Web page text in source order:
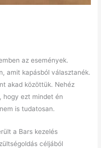
az események.
amit kapásból választanék.
akad közöttük. Nehéz
hogy ezt mindet én
is tudatosan.
a Bars kezelés
céljából